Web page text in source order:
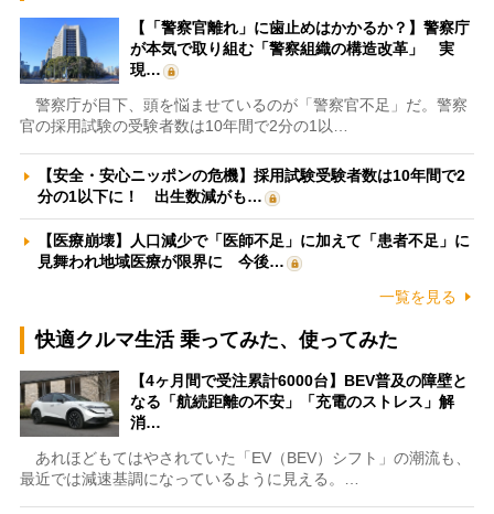
【「警察官離れ」に歯止めはかかるか？】警察庁
が本気で取り組む「警察組織の構造改革」 実
現…
警察庁が目下、頭を悩ませているのが「警察官不足」だ。警察
官の採用試験の受験者数は10年間で2分の1以…
【安全・安心ニッポンの危機】採用試験受験者数は10年間で2
分の1以下に！ 出生数減がも…
【医療崩壊】人口減少で「医師不足」に加えて「患者不足」に
見舞われ地域医療が限界に 今後…
一覧を見る
快適クルマ生活 乗ってみた、使ってみた
【4ヶ月間で受注累計6000台】BEV普及の障壁と
なる「航続距離の不安」「充電のストレス」解
消…
あれほどもてはやされていた「EV（BEV）シフト」の潮流も、
最近では減速基調になっているように見える。…